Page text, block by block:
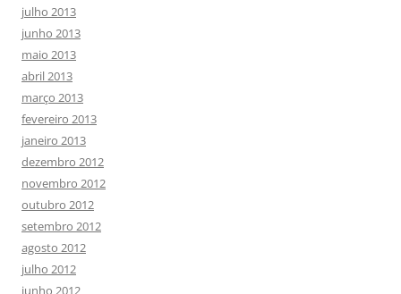
julho 2013
junho 2013
maio 2013
abril 2013
março 2013
fevereiro 2013
janeiro 2013
dezembro 2012
novembro 2012
outubro 2012
setembro 2012
agosto 2012
julho 2012
junho 2012